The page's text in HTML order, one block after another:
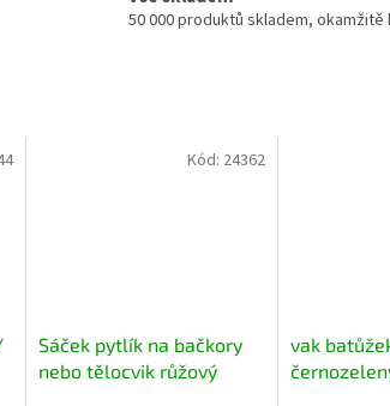
50 000 produktů skladem, okamžitě
Sáček pytlík na bačkory
nebo tělocvik růžový
Kód: 24362
vak